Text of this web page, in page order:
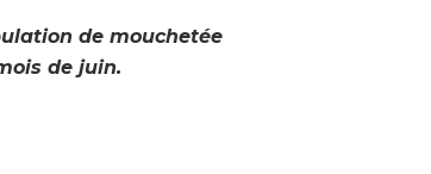
de mouchetée
de juin.